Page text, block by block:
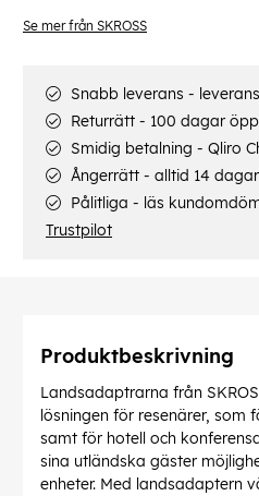
Se mer från SKROSS
Snabb leverans -
Returrätt - 100 dagar
Smidig betalning - Qliro
Ångerrätt - alltid 14 dagar
Pålitliga - läs
Trustpilot
Produktbeskrivning
Landsadaptrarna från
lösningen för resenärer, som
samt för hotell och
sina utländska gäster
enheter. Med landsadaptern